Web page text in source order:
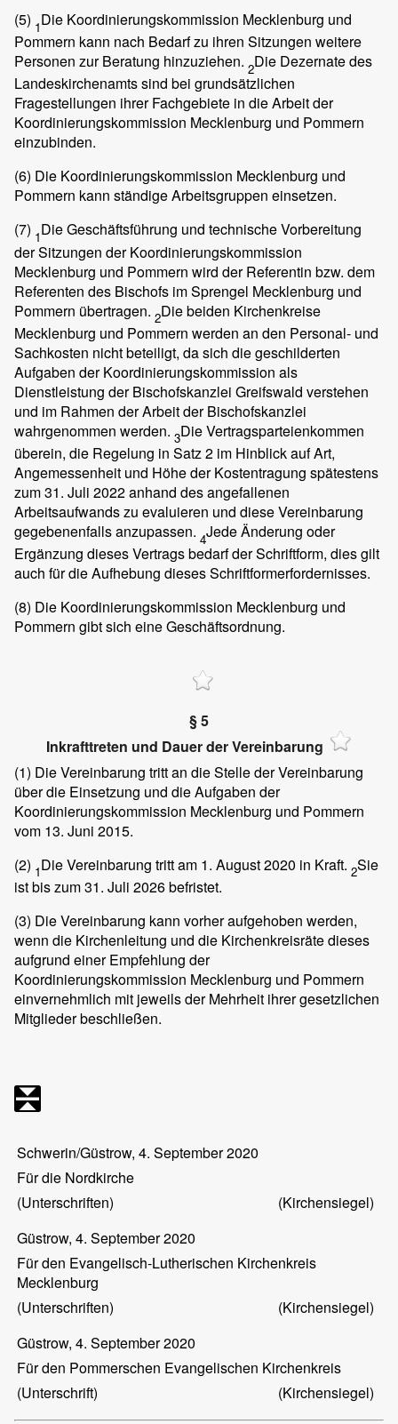
(5) 1Die Koordinierungskommission Mecklenburg und
Pommern kann nach Bedarf zu ihren Sitzungen weitere
Personen zur Beratung hinzuziehen. 2Die Dezernate des
Landeskirchenamts sind bei grundsätzlichen
Fragestellungen ihrer Fachgebiete in die Arbeit der
Koordinierungskommission Mecklenburg und Pommern
einzubinden.
(6) Die Koordinierungskommission Mecklenburg und
Pommern kann ständige Arbeitsgruppen einsetzen.
(7) 1Die Geschäftsführung und technische Vorbereitung
der Sitzungen der Koordinierungskommission
Mecklenburg und Pommern wird der Referentin bzw. dem
Referenten des Bischofs im Sprengel Mecklenburg und
Pommern übertragen. 2Die beiden Kirchenkreise
Mecklenburg und Pommern werden an den Personal- und
Sachkosten nicht beteiligt, da sich die geschilderten
Aufgaben der Koordinierungskommission als
Dienstleistung der Bischofskanzlei Greifswald verstehen
und im Rahmen der Arbeit der Bischofskanzlei
wahrgenommen werden. 3Die Vertragsparteienkommen
überein, die Regelung in Satz 2 im Hinblick auf Art,
Angemessenheit und Höhe der Kostentragung spätestens
zum 31. Juli 2022 anhand des angefallenen
Arbeitsaufwands zu evaluieren und diese Vereinbarung
gegebenenfalls anzupassen. 4Jede Änderung oder
Ergänzung dieses Vertrags bedarf der Schriftform, dies gilt
auch für die Aufhebung dieses Schriftformerfordernisses.
(8) Die Koordinierungskommission Mecklenburg und
Pommern gibt sich eine Geschäftsordnung.
§ 5
Inkrafttreten und Dauer der Vereinbarung
(1) Die Vereinbarung tritt an die Stelle der Vereinbarung
über die Einsetzung und die Aufgaben der
Koordinierungskommission Mecklenburg und Pommern
vom 13. Juni 2015.
(2) 1Die Vereinbarung tritt am 1. August 2020 in Kraft. 2Sie
ist bis zum 31. Juli 2026 befristet.
(3) Die Vereinbarung kann vorher aufgehoben werden,
wenn die Kirchenleitung und die Kirchenkreisräte dieses
aufgrund einer Empfehlung der
Koordinierungskommission Mecklenburg und Pommern
einvernehmlich mit jeweils der Mehrheit ihrer gesetzlichen
Mitglieder beschließen.
Schwerin/Güstrow, 4. September 2020
Für die Nordkirche
(Unterschriften)
(Kirchensiegel)
Güstrow, 4. September 2020
Für den Evangelisch-Lutherischen Kirchenkreis
Mecklenburg
(Unterschriften)
(Kirchensiegel)
Güstrow, 4. September 2020
Für den Pommerschen Evangelischen Kirchenkreis
(Unterschrift)
(Kirchensiegel)